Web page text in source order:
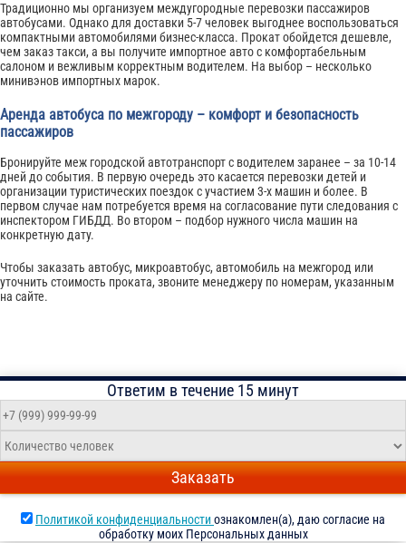
Традиционно мы организуем междугородные перевозки пассажиров
автобусами. Однако для доставки 5-7 человек выгоднее воспользоваться
компактными автомобилями бизнес-класса. Прокат обойдется дешевле,
чем заказ такси, а вы получите импортное авто с комфортабельным
салоном и вежливым корректным водителем. На выбор – несколько
минивэнов импортных марок.
Аренда автобуса по межгороду – комфорт и безопасность
пассажиров
Бронируйте меж городской автотранспорт с водителем заранее – за 10-14
дней до события. В первую очередь это касается перевозки детей и
организации туристических поездок с участием 3-х машин и более. В
первом случае нам потребуется время на согласование пути следования с
инспектором ГИБДД. Во втором – подбор нужного числа машин на
конкретную дату.
Чтобы заказать автобус, микроавтобус, автомобиль на межгород или
уточнить стоимость проката, звоните менеджеру по номерам, указанным
на сайте.
Ответим в течение 15 минут
Заказать
Политикой конфиденциальностиознакомлен(а), даю согласие на
обработку моих Персональных данных